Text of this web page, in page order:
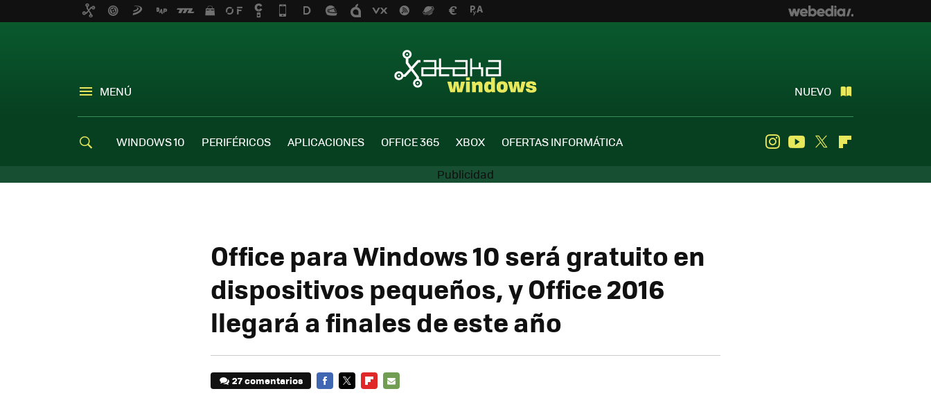
MENÚ NUEVO
WINDOWS 10 PERIFÉRICOS APLICACIONES OFFICE 365 XBOX OFERTAS INFORMÁTICA InstagramYoutube
Twitter
Office para Windows 10 será gratuito en
dispositivos pequeños, y Office 2016
llegará a finales de este año
27 comentarios